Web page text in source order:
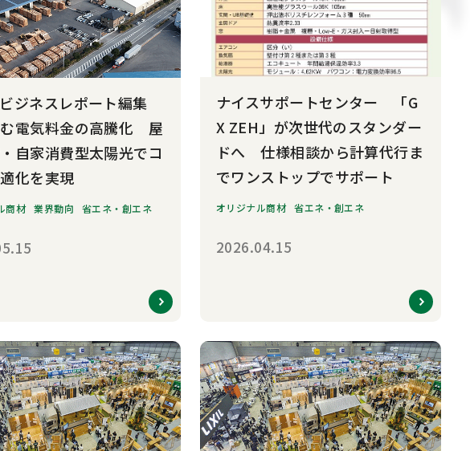
ジネスレポート編集
電気料金の高騰化 屋
自家消費型太陽光でコ
化を実現
商材 業界動向 省エネ・創エネ
ナイスサポートセンター 「G
X ZEH」が次世代のスタンダー
ドへ 仕様相談から計算代行ま
でワンストップでサポート
オリジナル商材 省エネ・創エネ
2026.04.15